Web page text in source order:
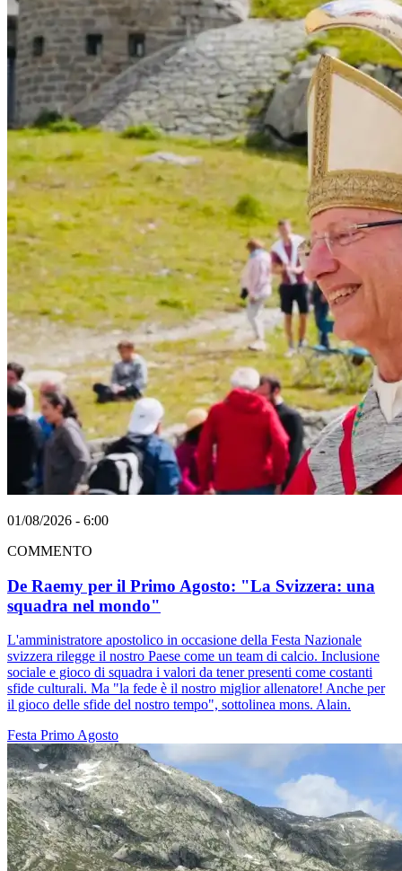
01/08/2026 - 6:00
COMMENTO
De Raemy per il Primo Agosto: "La Svizzera: una
squadra nel mondo"
L'amministratore apostolico in occasione della Festa Nazionale
svizzera rilegge il nostro Paese come un team di calcio. Inclusione
sociale e gioco di squadra i valori da tener presenti come costanti
sfide culturali. Ma "la fede è il nostro miglior allenatore! Anche per
il gioco delle sfide del nostro tempo", sottolinea mons. Alain.
Festa Primo Agosto